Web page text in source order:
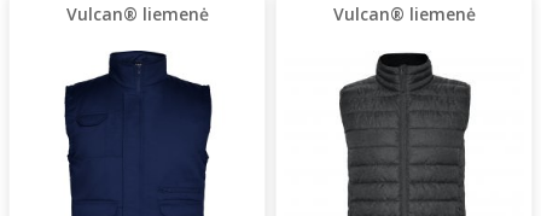
Vulcan® liemenė Vulcan® liemenė